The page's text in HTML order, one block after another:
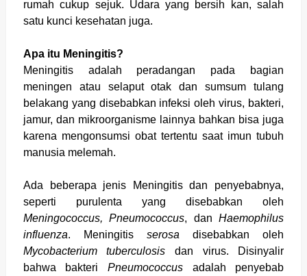
rumah cukup sejuk. Udara yang bersih kan, salah
satu kunci kesehatan juga.
Apa itu Meningitis?
Meningitis adalah peradangan pada bagian
meningen atau selaput otak dan sumsum tulang
belakang yang disebabkan infeksi oleh virus, bakteri,
jamur, dan mikroorganisme lainnya bahkan bisa juga
karena mengonsumsi obat tertentu saat imun tubuh
manusia melemah.
Ada beberapa jenis Meningitis dan penyebabnya,
seperti purulenta yang disebabkan oleh
Meningococcus, Pneumococcus, danHaemophilus
influenza. Meningitis serosa disebabkan oleh
Mycobacterium tuberculosis dan virus. Disinyalir
bahwa bakteri Pneumococcus adalah penyebab